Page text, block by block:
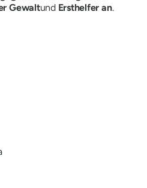
Gewaltund Ersthelfer an.